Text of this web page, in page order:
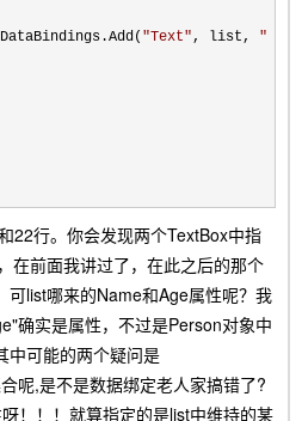
"Text" , list, "
22行。你会发现两个TextBox中指
在前面我讲过了，在此之后的那个
可list哪来的Name和Age属性呢？我
确实是属性，不过是Person对象中
中可能的两个疑问是
呢,是不是数据绑定老人家搞错了?
！！！就算指定的是list中维持的某